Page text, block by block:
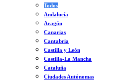
Todos
Andalucía
Aragón
Canarias
Cantabria
Castilla y León
Castilla-La Mancha
Cataluña
Ciudades Autónomas